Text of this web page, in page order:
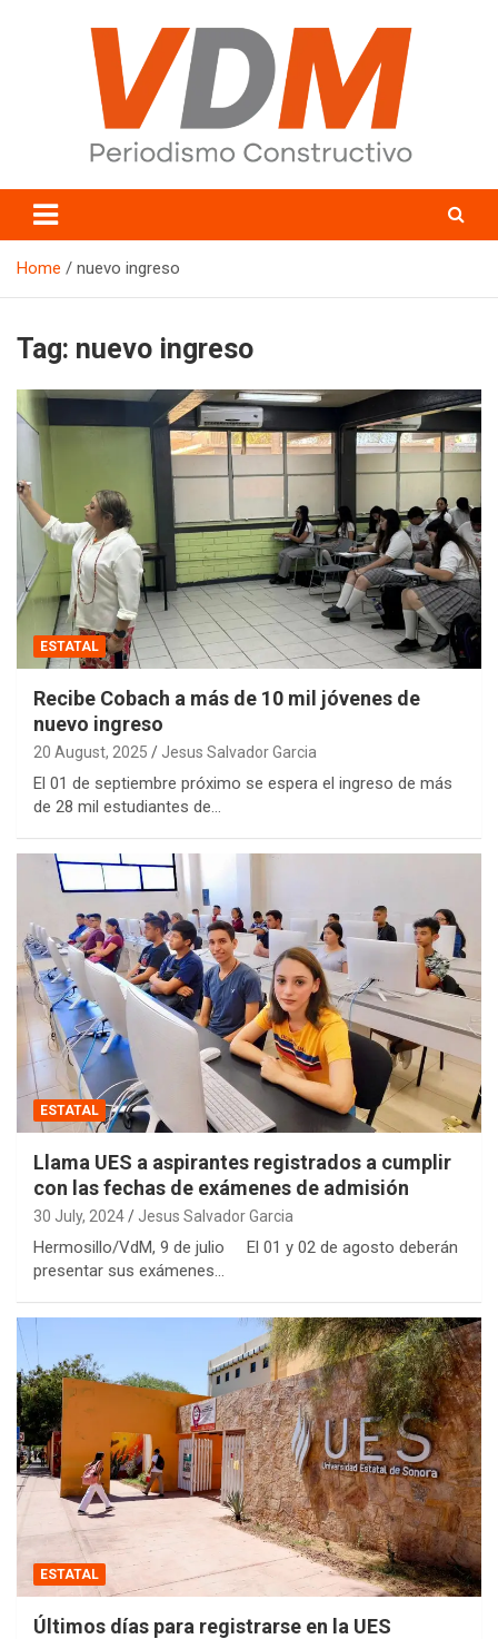
valledelmayo.com
Home nuevo ingreso
Tag: nuevo ingreso
ESTATAL
Recibe Cobach a más de 10 mil jóvenes de
nuevo ingreso
20 August, 2025 Jesus Salvador Garcia
El 01 de septiembre próximo se espera el ingreso de más
de 28 mil estudiantes de…
ESTATAL
Llama UES a aspirantes registrados a cumplir
con las fechas de exámenes de admisión
30 July, 2024 Jesus Salvador Garcia
Hermosillo/VdM, 9 de julio El 01 y 02 de agosto deberán
presentar sus exámenes…
ESTATAL
Últimos días para registrarse en la UES